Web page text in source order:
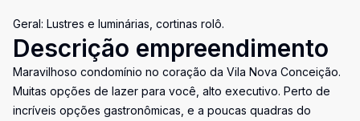
Geral: Lustres e luminárias, cortinas rolô.
Descrição empreendimento
Maravilhoso condomínio no coração da Vila Nova Conceição.
Muitas opções de lazer para você, alto executivo. Perto de
incríveis opções gastronômicas, e a poucas quadras do